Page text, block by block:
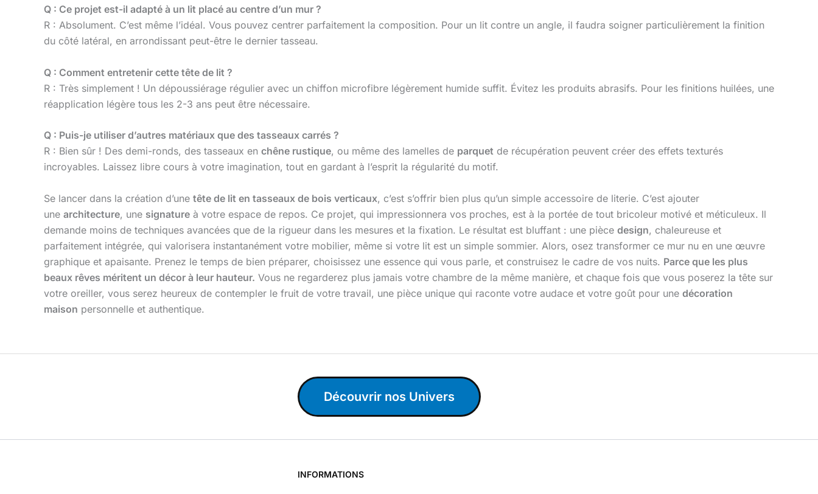
Q : Ce projet est-il adapté à un lit placé au centre d’un mur ?
R : Absolument. C’est même l’idéal. Vous pouvez centrer parfaitement la composition. Pour un lit contre un angle, il faudra soigner particulièrement la finition
du côté latéral, en arrondissant peut-être le dernier tasseau.
Q : Comment entretenir cette tête de lit ?
R : Très simplement ! Un dépoussiérage régulier avec un chiffon microfibre légèrement humide suffit. Évitez les produits abrasifs. Pour les finitions huilées, une
réapplication légère tous les 2-3 ans peut être nécessaire.
Q : Puis-je utiliser d’autres matériaux que des tasseaux carrés ?
R : Bien sûr ! Des demi-ronds, des tasseaux en chêne rustique, ou même des lamelles de parquet de récupération peuvent créer des effets texturés
incroyables. Laissez libre cours à votre imagination, tout en gardant à l’esprit la régularité du motif.
Se lancer dans la création d’une tête de lit en tasseaux de bois verticaux, c’est s’offrir bien plus qu’un simple accessoire de literie. C’est ajouter
une architecture, une signature à votre espace de repos. Ce projet, qui impressionnera vos proches, est à la portée de tout bricoleur motivé et méticuleux. Il
demande moins de techniques avancées que de la rigueur dans les mesures et la fixation. Le résultat est bluffant : une pièce design, chaleureuse et
parfaitement intégrée, qui valorisera instantanément votre mobilier, même si votre lit est un simple sommier. Alors, osez transformer ce mur nu en une œuvre
graphique et apaisante. Prenez le temps de bien préparer, choisissez une essence qui vous parle, et construisez le cadre de vos nuits. Parce que les plus
beaux rêves méritent un décor à leur hauteur. Vous ne regarderez plus jamais votre chambre de la même manière, et chaque fois que vous poserez la tête sur
votre oreiller, vous serez heureux de contempler le fruit de votre travail, une pièce unique qui raconte votre audace et votre goût pour une décoration
maison personnelle et authentique.
Découvrir nos Univers
INFORMATIONS